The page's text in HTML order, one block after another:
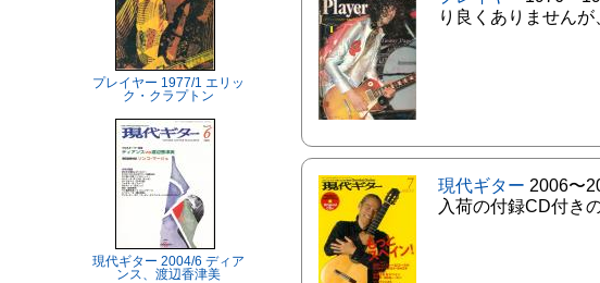
プレイヤー 1977/1 エリッ
ク・クラプトン
現代ギター 2004/6 ディア
ンス、渡辺香津美
り良くありません
現代ギター 2006〜
入荷の付録CD付き